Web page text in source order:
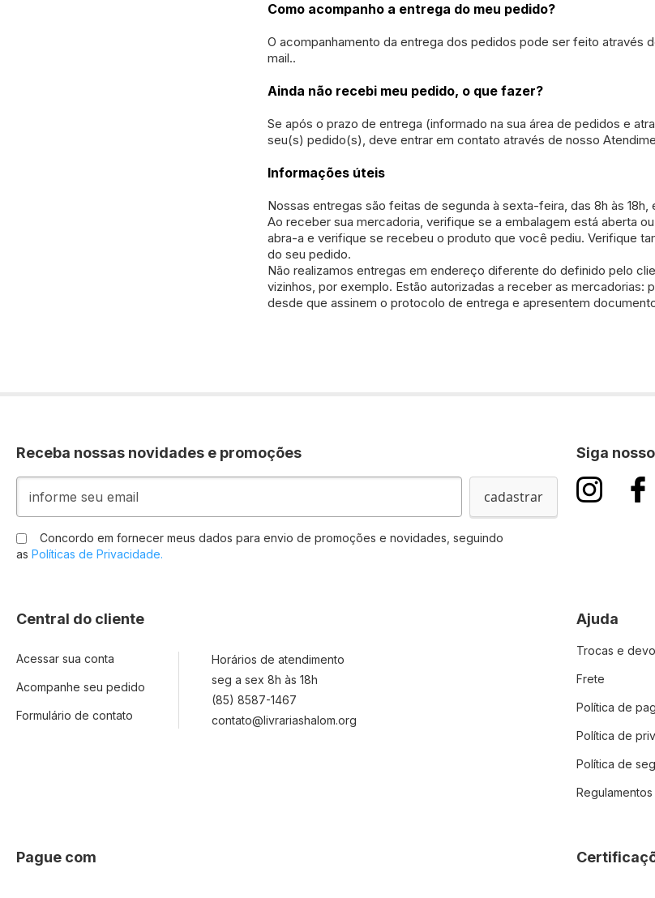
Como acompanho a entrega do meu pedido?
O acompanhamento da entrega dos pedidos pode ser feito através
mail..
Ainda não recebi meu pedido, o que fazer?
Se após o prazo de entrega (informado na sua área de pedidos e
seu(s) pedido(s), deve entrar em contato através de nosso
Informações úteis
Nossas entregas são feitas de segunda à sexta-feira, das 8h às
Ao receber sua mercadoria, verifique se a embalagem está aberta
abra-a e verifique se recebeu o produto que você pediu. Verifique
do seu pedido.
Não realizamos entregas em endereço diferente do definido pelo
vizinhos, por exemplo. Estão autorizadas a receber as
desde que assinem o protocolo de entrega e apresentem
Receba nossas novidades e promoções
Inscreva-
na
nossa
Newsletter:
cadastrar
Concordo em fornecer meus dados para envio de promoções e novidades, seguindo
as Políticas de Privacidade.
Siga
Central do cliente
Acessar sua conta
Acompanhe seu pedido
Formulário de contato
Horários de atendimento
seg a sex 8h às 18h
(85) 8587-1467
contato@livrariashalom.org
Ajuda
Trocas e
Frete
Política de
Política de
Política de
Regulamentos
Pague com